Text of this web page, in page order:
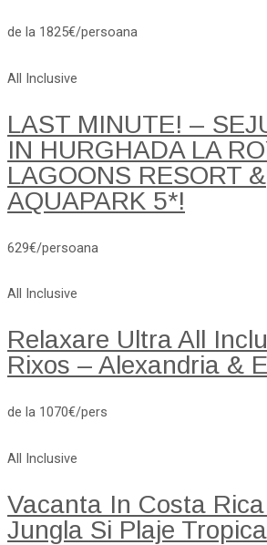
de la 1825€/persoana
All Inclusive
LAST MINUTE! –
IN HURGHADA LA
LAGOONS RESORT &
AQUAPARK 5*!
629€/persoana
All Inclusive
Relaxare Ultra All
Rixos – Alexandria &
de la 1070€/pers
All Inclusive
Vacanta In Costa
Jungla Si Plaje